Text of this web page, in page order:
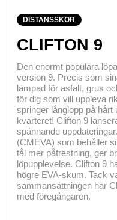
DISTANSSKOR
CLIFTON 9
Den enormt populära
version 9. Precis som
lämpad för asfalt, grus
för dig som vill uppleva
springer långlopp på hårt
kvarteret! Clifton 9
spännande
(CMEVA) som behåller
tål mer påfrestning, ger
löpupplevelse. Clifton 9
högre EVA-skum. Tack
sammansättningen har
med föregångaren.